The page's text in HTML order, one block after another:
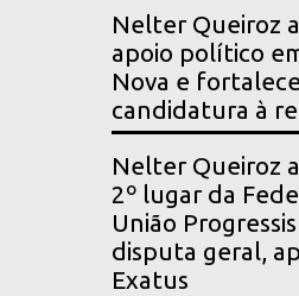
Nelter Queiroz
apoio político
Nova e
candidatura à
Nelter Queiroz
2º lugar da
União
disputa geral,
Exatus